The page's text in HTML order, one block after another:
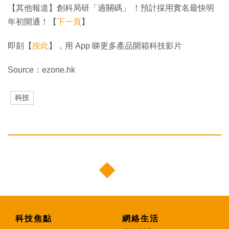
【其他報道】創科局研「過關碼」 ！預計採用實名最快明
年初開通！【下一頁】
即刻【按此】，用 App 睇更多產品開箱科技影片
Source：ezone.hk
科技
科技焦點 網絡生活